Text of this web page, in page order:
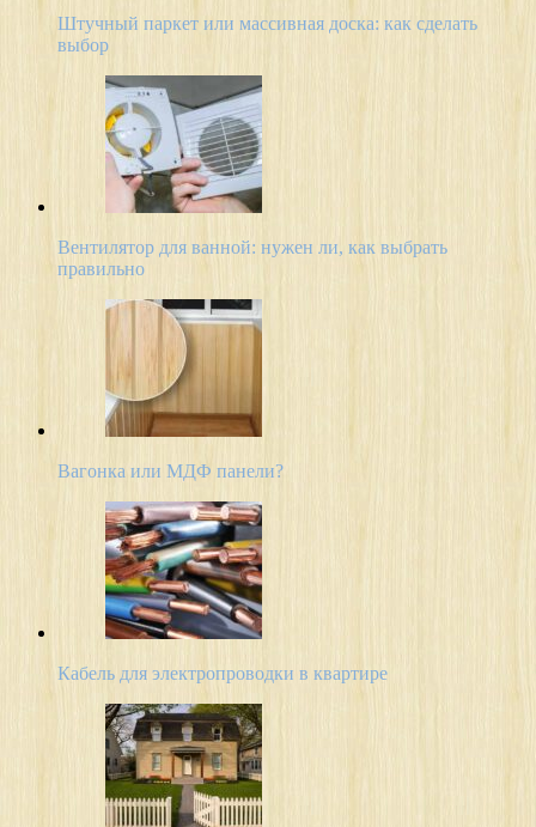
Штучный паркет или массивная доска: как сделать
выбор
Вентилятор для ванной: нужен ли, как выбрать
правильно
Вагонка или МДФ панели?
Кабель для электропроводки в квартире